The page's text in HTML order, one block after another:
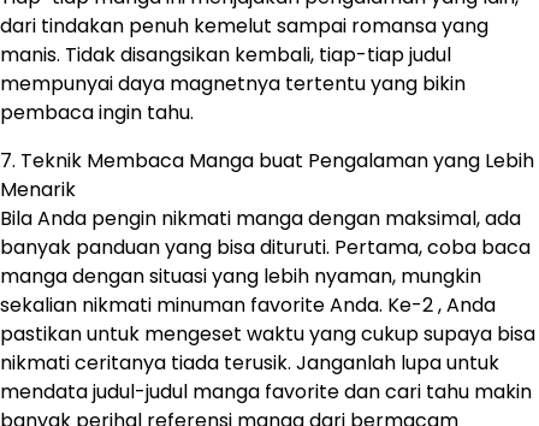
dari tindakan penuh kemelut sampai romansa yang
manis. Tidak disangsikan kembali, tiap-tiap judul
mempunyai daya magnetnya tertentu yang bikin
pembaca ingin tahu.
7. Teknik Membaca Manga buat Pengalaman yang Lebih
Menarik
Bila Anda pengin nikmati manga dengan maksimal, ada
banyak panduan yang bisa dituruti. Pertama, coba baca
manga dengan situasi yang lebih nyaman, mungkin
sekalian nikmati minuman favorite Anda. Ke-2 , Anda
pastikan untuk mengeset waktu yang cukup supaya bisa
nikmati ceritanya tiada terusik. Janganlah lupa untuk
mendata judul-judul manga favorite dan cari tahu makin